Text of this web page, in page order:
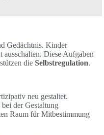
Gedächtnis. Kinder
Diese Aufgaben
die Selbstregulation.
neu gestaltet.
der Gestaltung
Raum für Mitbestimmung